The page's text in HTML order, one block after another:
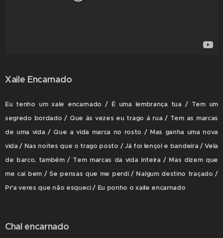
Xaile Encarnado
Eu tenho um xale encarnado / É uma lembrança tua / Tem um
segredo bordado / Que ás vezes eu trago á rua / Tem as marcas
de uma vida / Que a vida marca no rosto / Mas ganha uma nova
vida / Nas noites que o trago posto / Já foi lençol e bandeira / Vela
de barco, também / Tem marcas da vida inteira / Mas dizem que
me cai bem / Se pensas que me perdi / Nalgum destino traçado /
Pr'a veres que não esqueci / Eu ponho o xaile encarnado
Chal encarnado